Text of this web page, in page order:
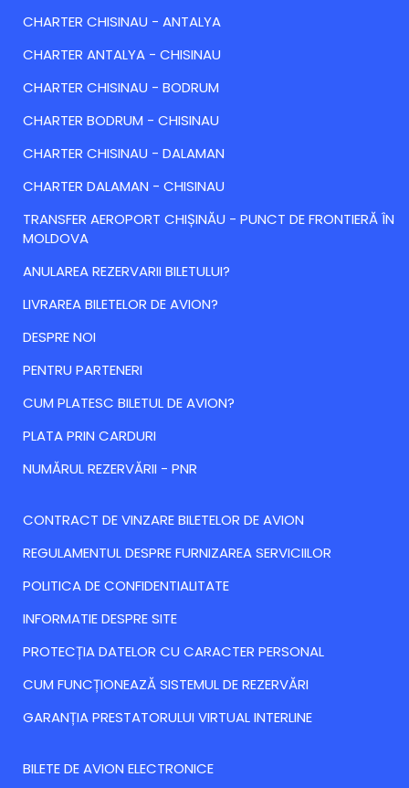
CHARTER CHISINAU - ANTALYA
CHARTER ANTALYA - CHISINAU
CHARTER CHISINAU - BODRUM
CHARTER BODRUM - CHISINAU
CHARTER CHISINAU - DALAMAN
CHARTER DALAMAN - CHISINAU
TRANSFER AEROPORT CHIȘINĂU - PUNCT DE FRONTIERĂ ÎN
MOLDOVA
ANULAREA REZERVARII BILETULUI?
LIVRAREA BILETELOR DE AVION?
DESPRE NOI
PENTRU PARTENERI
CUM PLATESC BILETUL DE AVION?
PLATA PRIN CARDURI
NUMĂRUL REZERVĂRII - PNR
CONTRACT DE VINZARE BILETELOR DE AVION
REGULAMENTUL DESPRE FURNIZAREA SERVICIILOR
POLITICA DE CONFIDENTIALITATE
INFORMATIE DESPRE SITE
PROTECȚIA DATELOR CU CARACTER PERSONAL
CUM FUNCȚIONEAZĂ SISTEMUL DE REZERVĂRI
GARANȚIA PRESTATORULUI VIRTUAL INTERLINE
BILETE DE AVION ELECTRONICE